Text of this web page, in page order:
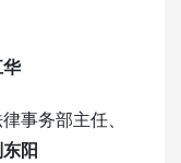
事务部主任、
阳